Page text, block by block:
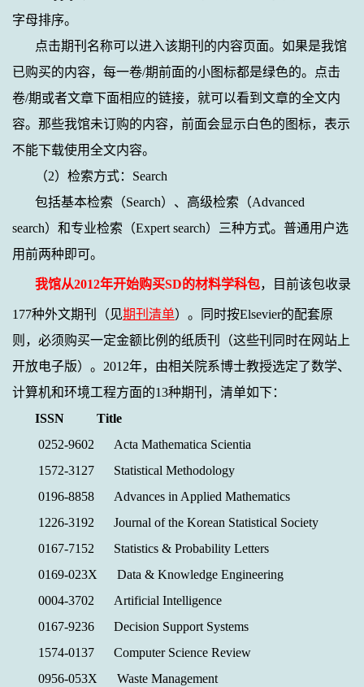
字母排序。
点击期刊名称可以进入该期刊的内容页面。如果是我馆
已购买的内容，每一卷/期前面的小图标都是绿色的。点击
卷/期或者文章下面相应的链接，就可以看到文章的全文内
容。那些我馆未订购的内容，前面会显示白色的图标，表示
不能下载使用全文内容。
（2）检索方式： Search
包括基本检索（Search）、高级检索（Advanced
search）和专业检索（Expert search）三种方式。普通用户选
用前两种即可。
我馆从2012年开始购买SD的材料学科包， 目前该包收录
177种外文期刊（见期刊清单）。同时按Elsevier的配套原
则，必须购买一定金额比例的纸质刊（这些刊同时在网站上
开放电子版）。 2012年，由相关院系博士教授选定了数学、
计算机和环境工程方面的13种期刊，清单如下：
ISSN Title
0252-9602 Acta Mathematica Scientia
1572-3127 Statistical Methodology
0196-8858 Advances in Applied Mathematics
1226-3192 Journal of the Korean Statistical Society
0167-7152 Statistics & Probability Letters
0169-023X Data & Knowledge Engineering
0004-3702 Artificial Intelligence
0167-9236 Decision Support Systems
1574-0137 Computer Science Review
0956-053X Waste Management